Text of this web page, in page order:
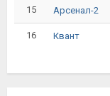
15 Арсенал-2
16 Квант